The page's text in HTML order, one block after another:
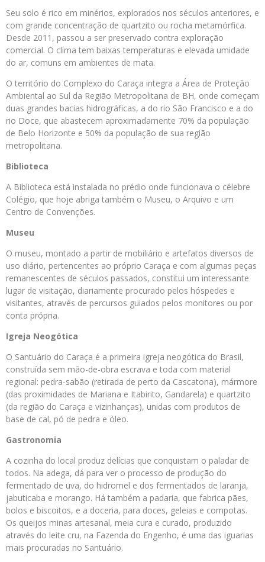
Seu solo é rico em minérios, explorados nos séculos anteriores, e
com grande concentração de quartzito ou rocha metamórfica.
Desde 2011, passou a ser preservado contra exploração
comercial. O clima tem baixas temperaturas e elevada umidade
do ar, comuns em ambientes de mata.
O território do Complexo do Caraça integra a Área de Proteção
Ambiental ao Sul da Região Metropolitana de BH, onde começam
duas grandes bacias hidrográficas, a do rio São Francisco e a do
rio Doce, que abastecem aproximadamente 70% da população
de Belo Horizonte e 50% da população de sua região
metropolitana.
Biblioteca
A Biblioteca está instalada no prédio onde funcionava o célebre
Colégio, que hoje abriga também o Museu, o Arquivo e um
Centro de Convenções.
Museu
O museu, montado a partir de mobiliário e artefatos diversos de
uso diário, pertencentes ao próprio Caraça e com algumas peças
remanescentes de séculos passados, constitui um interessante
lugar de visitação, diariamente procurado pelos hóspedes e
visitantes, através de percursos guiados pelos monitores ou por
conta própria.
Igreja Neogótica
O Santuário do Caraça é a primeira igreja neogótica do Brasil,
construída sem mão-de-obra escrava e toda com material
regional: pedra-sabão (retirada de perto da Cascatona), mármore
(das proximidades de Mariana e Itabirito, Gandarela) e quartzito
(da região do Caraça e vizinhanças), unidas com produtos de
base de cal, pó de pedra e óleo.
Gastronomia
A cozinha do local produz delícias que conquistam o paladar de
todos. Na adega, dá para ver o processo de produção do
fermentado de uva, do hidromel e dos fermentados de laranja,
jabuticaba e morango. Há também a padaria, que fabrica pães,
bolos e biscoitos, e a doceria, para doces, geleias e compotas.
Os queijos minas artesanal, meia cura e curado, produzido
através do leite cru, na Fazenda do Engenho, é uma das iguarias
mais procuradas no Santuário.